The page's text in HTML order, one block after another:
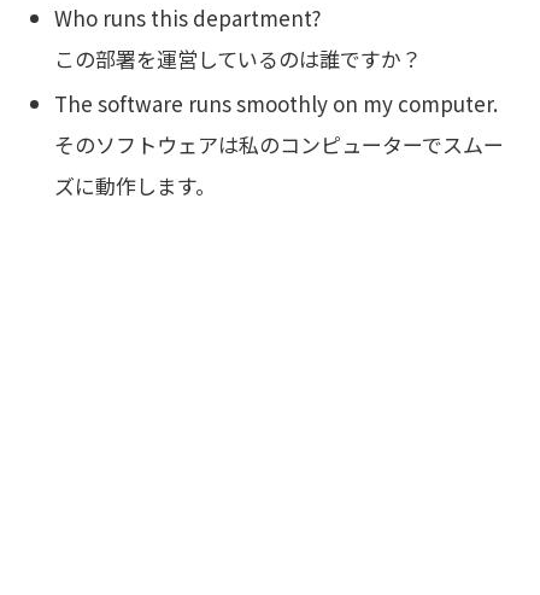
Who runs this department?
この部署を運営しているのは誰ですか？
The software runs smoothly on my computer.
そのソフトウェアは私のコンピューターでスムー
ズに動作します。